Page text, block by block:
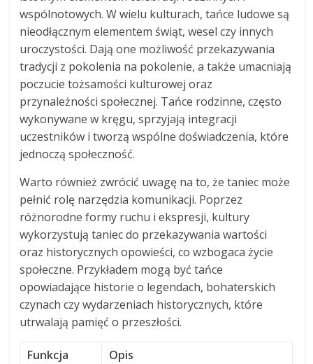
wspólnotowych. W wielu kulturach, tańce ludowe są
nieodłącznym elementem świąt, wesel czy innych
uroczystości. Dają one możliwość przekazywania
tradycji z pokolenia na pokolenie, a także umacniają
poczucie tożsamości kulturowej oraz
przynależności społecznej. Tańce rodzinne, często
wykonywane w kręgu, sprzyjają integracji
uczestników i tworzą wspólne doświadczenia, które
jednoczą społeczność.
Warto również zwrócić uwagę na to, że taniec może
pełnić rolę narzędzia komunikacji. Poprzez
różnorodne formy ruchu i ekspresji, kultury
wykorzystują taniec do przekazywania wartości
oraz historycznych opowieści, co wzbogaca życie
społeczne. Przykładem mogą być tańce
opowiadające historie o legendach, bohaterskich
czynach czy wydarzeniach historycznych, które
utrwalają pamięć o przeszłości.
Funkcja
Opis